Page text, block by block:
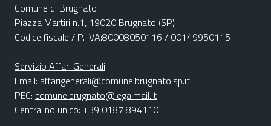
Comune di Brugnato
Piazza Martiri n.1, 19020 Brugnato (SP)
Codice fiscale / P. IVA:80008050116 / 00149950115
Servizio Affari Generali
Email: affarigenerali@comune.brugnato.sp.it
PEC: comune.brugnato@legalmail.it
Centralino unico: +39 0187 894110